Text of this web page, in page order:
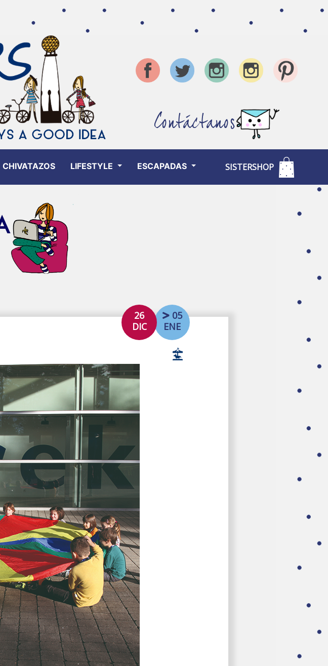
Contáctanos
CHIVATAZOS LIFESTYLE ESCAPADAS SISTERSHOP
05
ENE
26
DIC